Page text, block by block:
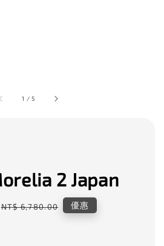
1 /5
2 Japan
Regular
NT$ 6,780.00 優惠